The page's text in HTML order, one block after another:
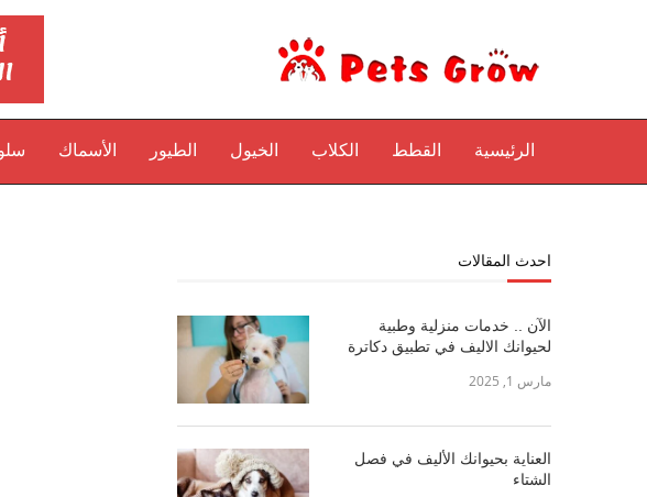
الرئيسية القطط الكلاب الخيول الطيور الأسماك
احدث المقالات
الآن .. خدمات منزلية وطبية
لحيوانك الاليف في تطبيق دكاترة
مارس 1, 2025
العناية بحيوانك الأليف في فصل
الشتاء